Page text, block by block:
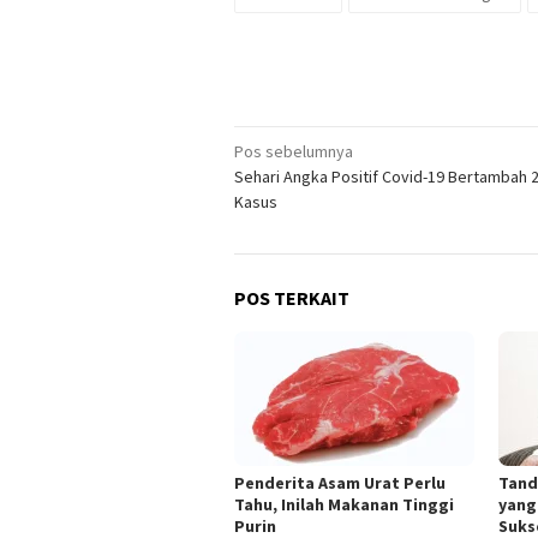
Navigasi
pos
Pos sebelumnya
Sehari Angka Positif Covid-19 Bertambah
Kasus
POS TERKAIT
Penderita Asam Urat Perlu
Tahu, Inilah Makanan Tinggi
Purin